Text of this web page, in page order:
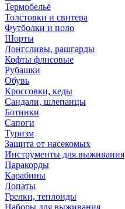
Термобельё
Толстовки и свитера
Футболки и поло
Шорты
Лонгсливы, рашгарды
Кофты флисовые
Рубашки
Обувь
Кроссовки, кеды
Сандали, шлепанцы
Ботинки
Сапоги
Туризм
Защита от насекомых
Инструменты для выживания
Паракорды
Карабины
Лопаты
Грелки, теплоиды
Наборы для выживания